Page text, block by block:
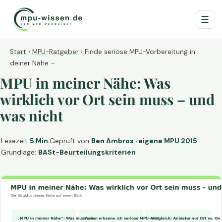
☰
Start › MPU-Ratgeber › Finde seriöse MPU-Vorbereitung in
deiner Nähe –
MPU in meiner Nähe: Was
wirklich vor Ort sein muss – und
was nicht
Lesezeit 5 Min.Geprüft von Ben Ambros · eigene MPU 2015
Grundlage: BASt-Beurteilungskriterien